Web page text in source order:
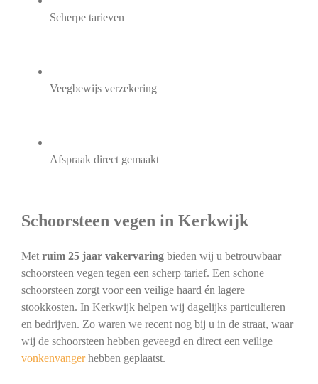
Scherpe tarieven
Veegbewijs verzekering
Afspraak direct gemaakt
Schoorsteen vegen in Kerkwijk
Met ruim 25 jaar vakervaringbieden wij u betrouwbaar
schoorsteen vegen tegen een scherp tarief. Een schone
schoorsteen zorgt voor een veilige haard én lagere
stookkosten. In Kerkwijk helpen wij dagelijks particulieren
en bedrijven. Zo waren we recent nog bij u in de straat, waar
wij de schoorsteen hebben geveegd en direct een veilige
vonkenvangerhebben geplaatst.